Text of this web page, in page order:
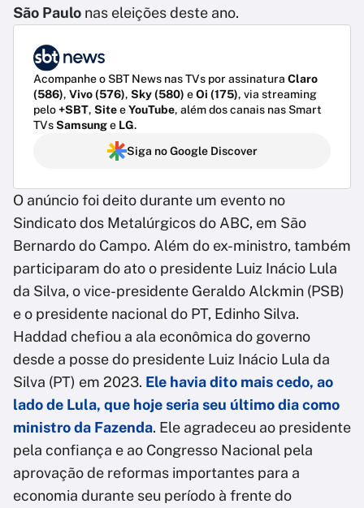
São Paulo nas eleições deste ano.
Acompanhe o SBT News nas TVs por assinatura Claro
(586), Vivo (576), Sky (580) eOi (175), via streaming
pelo+SBT, SiteeYouTube, além dos canais nas Smart
TVsSamsunge LG.
Siga no Google Discover
O anúncio foi deito durante um evento no
Sindicato dos Metalúrgicos do ABC, em São
Bernardo do Campo. Além do ex-ministro, também
participaram do ato o presidente Luiz Inácio Lula
da Silva, o vice-presidente Geraldo Alckmin (PSB)
e o presidente nacional do PT, Edinho Silva.
Haddad chefiou a ala econômica do governo
desde a posse do presidente Luiz Inácio Lula da
Silva (PT) em 2023. Ele havia dito mais cedo, ao
lado de Lula, que hoje seria seu último dia como
ministro da Fazenda. Ele agradeceu ao presidente
pela confiança e ao Congresso Nacional pela
aprovação de reformas importantes para a
economia durante seu período à frente do